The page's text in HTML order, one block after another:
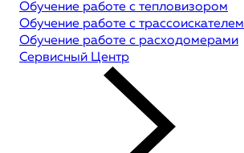
Обучение работе с тепловизором
Обучение работе с трассоискателем
Обучение работе с расходомерами
Сервисный Центр